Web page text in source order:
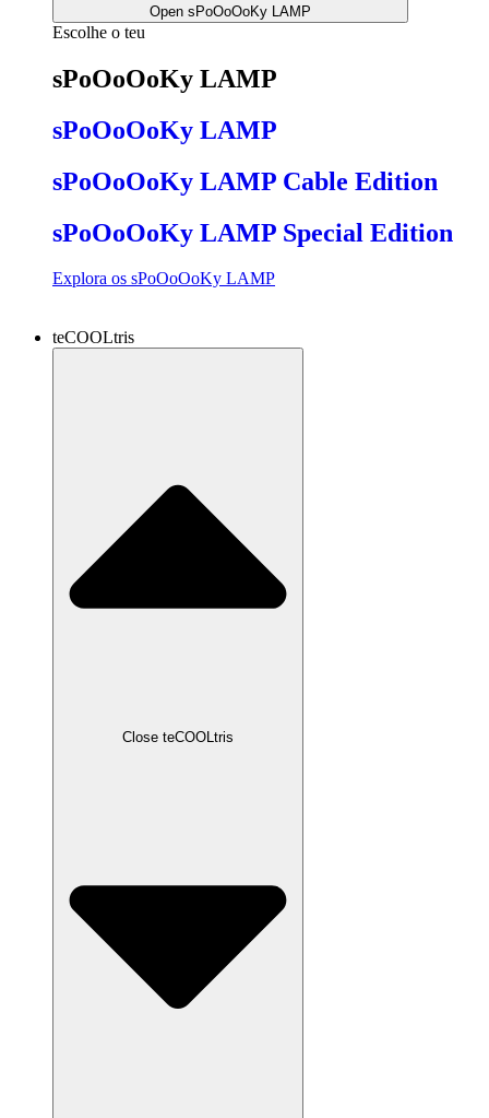
Open sPoOoOoKy LAMP
Escolhe o teu
sPoOoOoKy LAMP
sPoOoOoKy LAMP
sPoOoOoKy LAMP Cable Edition
sPoOoOoKy LAMP Special Edition
Explora os sPoOoOoKy LAMP
teCOOLtris
Close teCOOLtris